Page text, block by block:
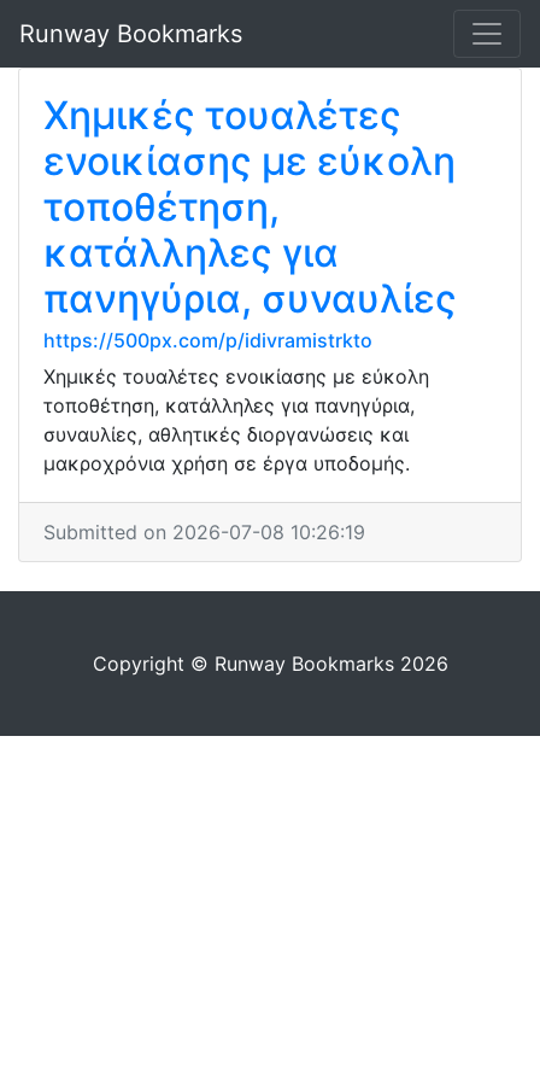
Runway Bookmarks
Χημικές τουαλέτες
ενοικίασης με εύκολη
τοποθέτηση,
κατάλληλες για
πανηγύρια, συναυλίες
https://500px.com/p/idivramistrkto
Χημικές τουαλέτες ενοικίασης με εύκολη
τοποθέτηση, κατάλληλες για πανηγύρια,
συναυλίες, αθλητικές διοργανώσεις και
μακροχρόνια χρήση σε έργα υποδομής.
Submitted on 2026-07-08 10:26:19
Copyright © Runway Bookmarks 2026